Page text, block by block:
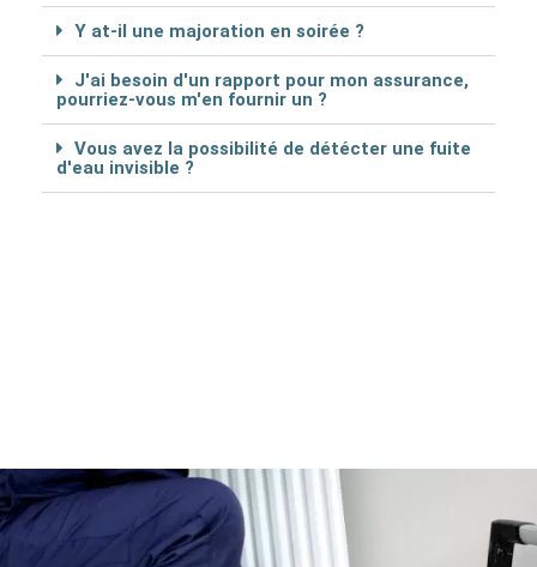
Y at-il une majoration en soirée ?
J'ai besoin d'un rapport pour mon assurance,
pourriez-vous m'en fournir un ?
Vous avez la possibilité de détécter une fuite
d'eau invisible ?